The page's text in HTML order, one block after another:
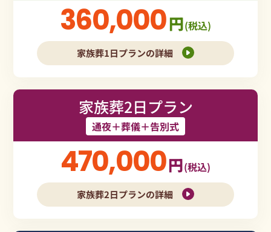
360,000円(税込)
家族葬1日プランの詳細
家族葬2日プラン
通夜＋葬儀＋告別式
470,000円(税込)
家族葬2日プランの詳細